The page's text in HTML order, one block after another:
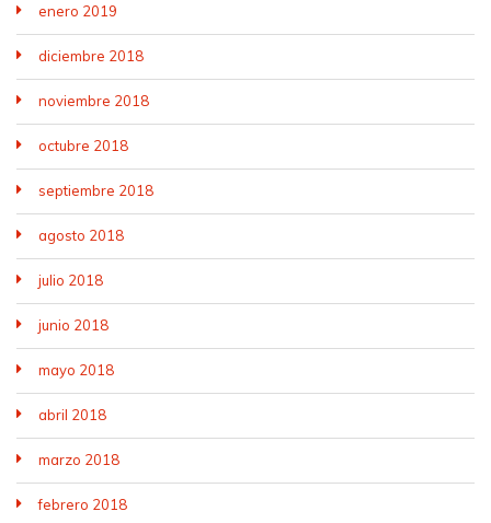
enero 2019
diciembre 2018
noviembre 2018
octubre 2018
septiembre 2018
agosto 2018
julio 2018
junio 2018
mayo 2018
abril 2018
marzo 2018
febrero 2018